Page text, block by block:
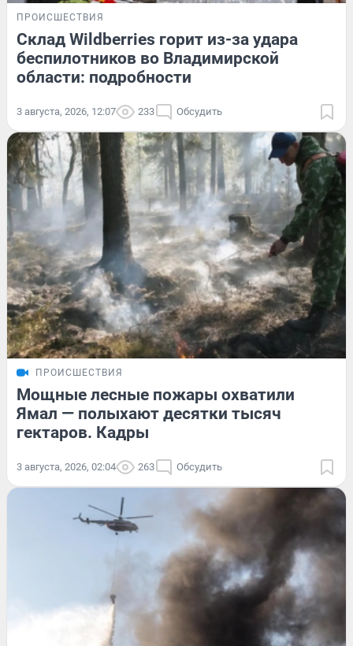
ПРОИСШЕСТВИЯ
Склад Wildberries горит из-за удара
беспилотников во Владимирской
области: подробности
3 августа, 2026, 12:07 233 Обсудить
ПРОИСШЕСТВИЯ
Мощные лесные пожары охватили
Ямал — полыхают десятки тысяч
гектаров. Кадры
3 августа, 2026, 02:04 263 Обсудить